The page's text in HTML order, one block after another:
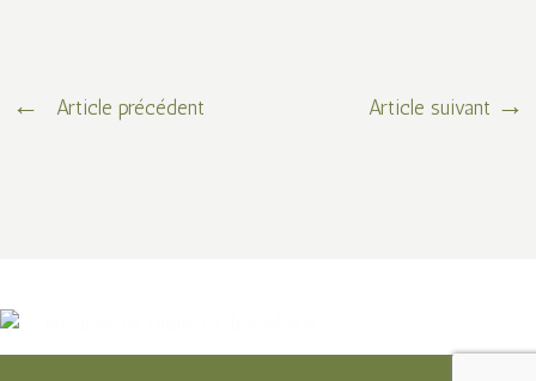
Article précédent Article suivant